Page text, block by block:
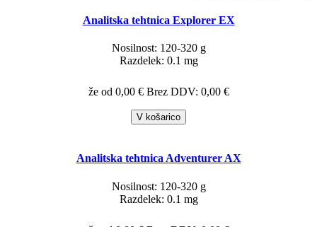
Analitska tehtnica Explorer EX
Nosilnost: 120-320 g
Razdelek: 0.1 mg
že od 0,00 € Brez DDV: 0,00 €
V košarico
Analitska tehtnica Adventurer AX
Nosilnost: 120-320 g
Razdelek: 0.1 mg